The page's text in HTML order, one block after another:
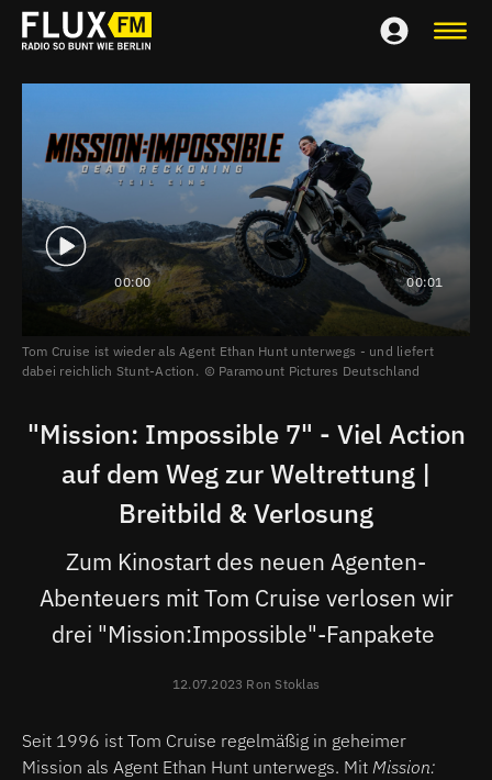
00:00 00:01
Tom Cruise ist wieder als Agent Ethan Hunt unterwegs - und liefert
dabei reichlich Stunt-Action.
Paramount Pictures Deutschland
"Mission: Impossible 7" - Viel Action
auf dem Weg zur Weltrettung |
Breitbild & Verlosung
Zum Kinostart des neuen Agenten-
Abenteuers mit Tom Cruise verlosen wir
drei "Mission:Impossible"-Fanpakete
12.07.2023 Ron Stoklas
Seit 1996 ist Tom Cruise regelmäßig in geheimer
Mission als Agent Ethan Hunt unterwegs. Mit Mission: